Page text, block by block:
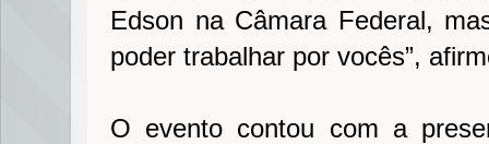
Edson na Câmara Federal,
poder trabalhar por vocês”,
O evento contou com a